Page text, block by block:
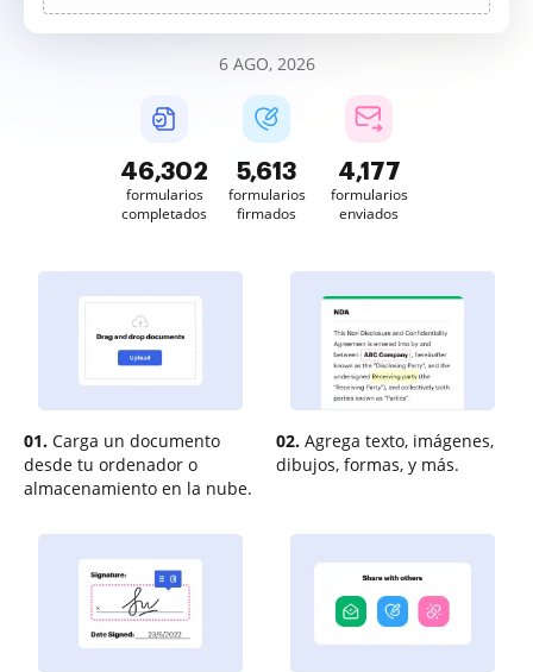
6 AGO, 2026
46,302
formularios
completados
5,613
formularios
firmados
4,177
formularios
enviados
01. Carga un documento
desde tu ordenador o
almacenamiento en la nube.
02. Agrega texto, imágenes,
dibujos, formas, y más.